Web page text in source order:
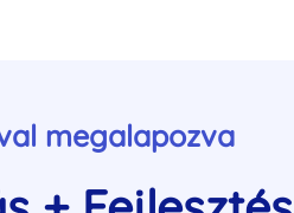
megalapozva